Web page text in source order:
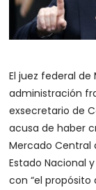
El juez federal de
administración
exsecretario de
acusa de haber
Mercado Central
Estado Nacional
con “el